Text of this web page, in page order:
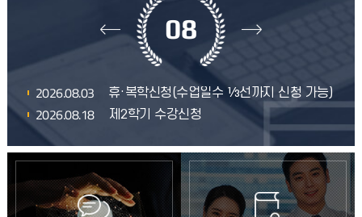
08
2026.08.03 휴·복학신청(수업일수 ⅓선까지 신청 가능)
2026.08.18 제2학기 수강신청